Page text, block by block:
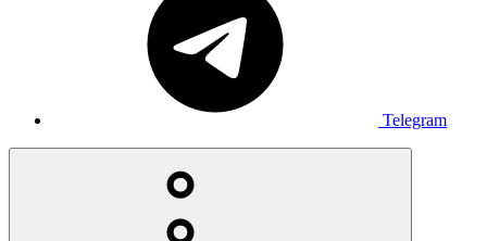
Telegram